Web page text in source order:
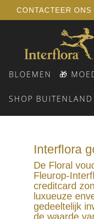
CONTACTEER ONS
BLOEMEN
ALLE BLOEMEN
BOEKETTEN
PLUKBOEKETTEN
BLOEMSTUKKEN
🎁
Moederdag bloemen
Moederdag cadeaus
Moederdag planten
Moederdag rozen
HOE WERKT EEN
ALLE
VERJAARDAG
GEBOORTE
PENSIOEN
BEDANKT
RELATIEGESCHENKEN
SPECIALE VERZOEKEN
EINDEJAAR
BLOEMEN VOOR
SHOP BUITENLAND
Interflora
De Floral
Fleurop-
creditcard
luxueuze
gedeeltelijk
de waarde